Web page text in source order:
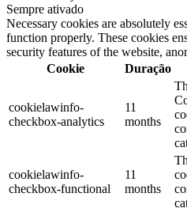
Sempre ativado
Necessary cookies are absolutely
function properly. These cookies
security features of the website,
Cookie
Duração
cookielawinfo-
checkbox-analytics
11
months
cookielawinfo-
checkbox-functional
11
months